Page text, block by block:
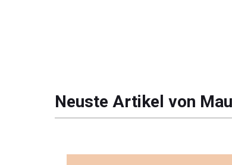
Neuste Artikel von